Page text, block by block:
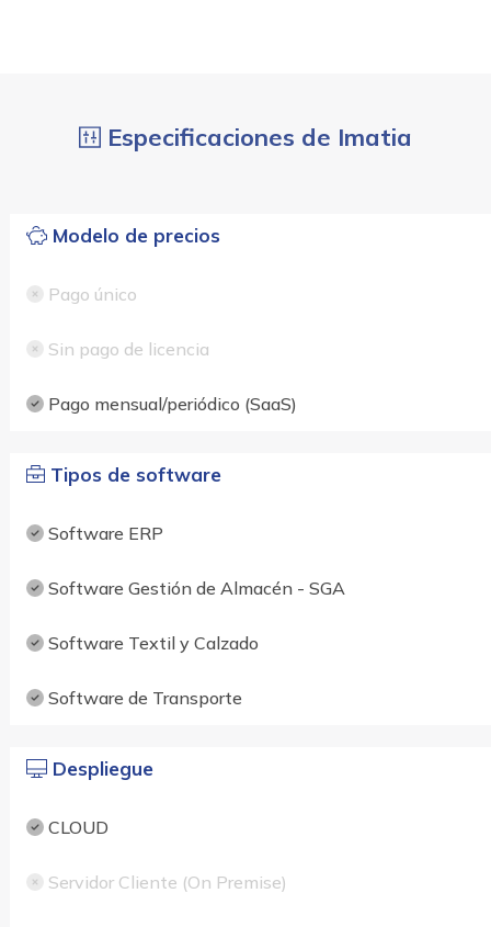
Especificaciones de Imatia
Modelo de precios
Pago único
Sin pago de licencia
Pago mensual/periódico (SaaS)
Tipos de software
Software ERP
Software Gestión de Almacén - SGA
Software Textil y Calzado
Software de Transporte
Despliegue
CLOUD
Servidor Cliente (On Premise)